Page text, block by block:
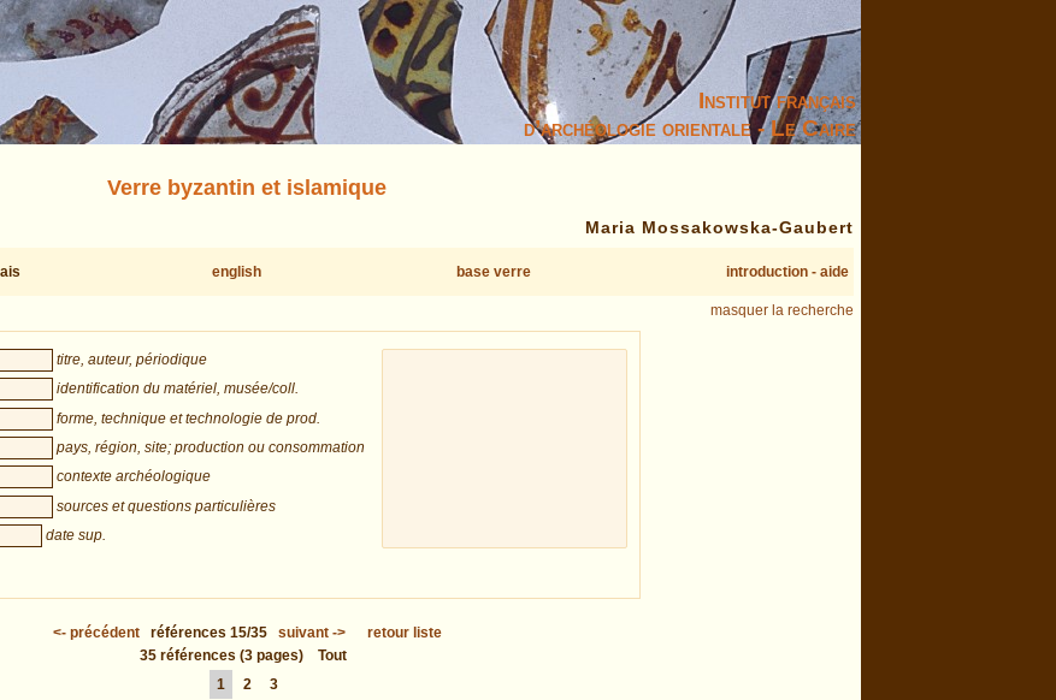
Institut français
d’archéologie orientale - Le Caire
Verre byzantin et islamique
Maria Mossakowska-Gaubert
english base verre introduction - aide
masquer la recherche
titre, auteur, périodique
identification du matériel, musée/coll.
forme, technique et technologie de prod.
pays, région, site; production ou consommation
contexte archéologique
sources et questions particulières
date sup.
<- précédent références 15/35 suivant->
retour liste
35 références (3 pages)
Tout
1
2 3